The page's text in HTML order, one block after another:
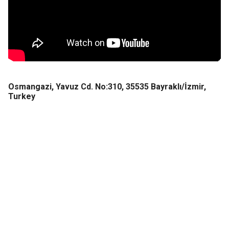
Osmangazi, Yavuz Cd. No:310, 35535 Bayraklı/İzmir,
Turkey